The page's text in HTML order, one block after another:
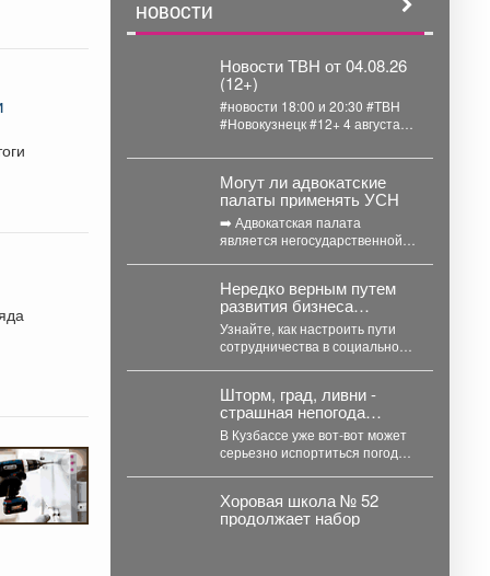
НОВОСТИ
Новости ТВН от 04.08.26
(12+)
#новости 18:00 и 20:30 #ТВН
#Новокузнецк #12+ 4 августа
(12+):...
Могут ли адвокатские
палаты применять УСН
➡️ Адвокатская палата
является негосударственной
членстве адвокатов
(Федеральный закон от...
Нередко верным путем
развития бизнеса
становится создание
совместных проектов,
работа в команде и даже
полномасштабные
объединения.
Узнайте, как настроить пути
сотрудничества в социальной
Нестандартные решения...
Шторм, град, ливни -
страшная непогода
надвигается на Кузбасс
В Кузбассе уже вот-вот может
серьезно испортиться погода.
прогноз погоды...
Хоровая школа № 52
продолжает набор